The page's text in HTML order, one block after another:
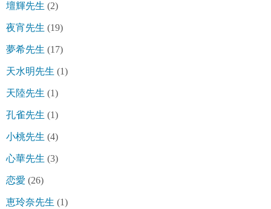
壇輝先生 (2)
夜宵先生 (19)
夢希先生 (17)
天水明先生 (1)
天陸先生 (1)
孔雀先生 (1)
小桃先生 (4)
心華先生 (3)
恋愛 (26)
恵玲奈先生 (1)